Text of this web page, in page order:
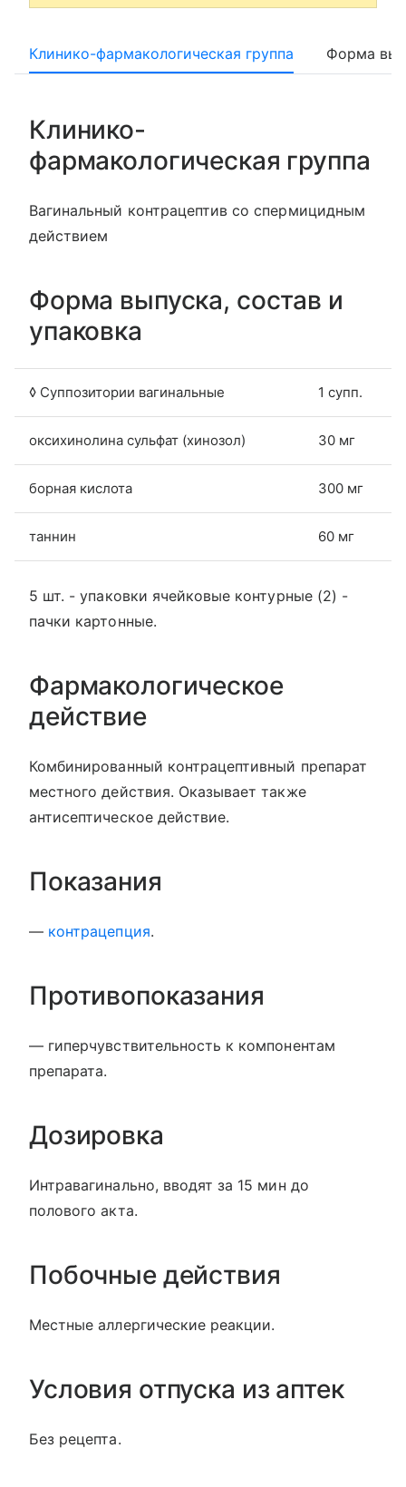
Клинико-фармакологическая группа Форма
Клинико-
фармакологическая группа
Вагинальный контрацептив со спермицидным
действием
Форма выпуска, состав и
упаковка
◊ Суппозитории вагинальные 1 супп.
оксихинолина сульфат (хинозол) 30 мг
борная кислота 300 мг
таннин 60 мг
5 шт. - упаковки ячейковые контурные (2) -
пачки картонные.
Фармакологическое
действие
Комбинированный контрацептивный препарат
местного действия. Оказывает также
антисептическое действие.
Показания
— контрацепция.
Противопоказания
— гиперчувствительность к компонентам
препарата.
Дозировка
Интравагинально, вводят за 15 мин до
полового акта.
Побочные действия
Местные аллергические реакции.
Условия отпуска из аптек
Без рецепта.